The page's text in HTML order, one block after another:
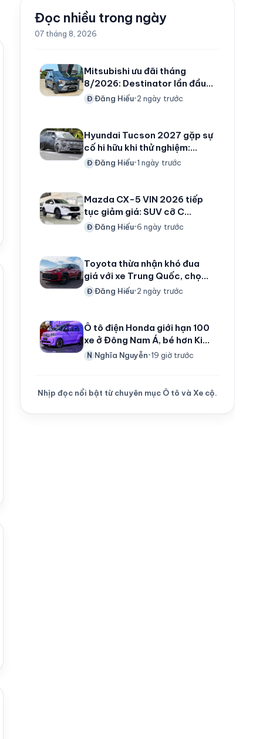
Đọc nhiều trong ngày
07 tháng 8, 2026
Mitsubishi ưu đãi tháng
8/2026: Destinator lần đầu
được hỗ trợ 100% lệ phí trước
bạ, Xpander, Xforce và
Đ Đăng Hiếu•2 ngày trước
Hyundai Tucson 2027 gặp sự
cố hi hữu khi thử nghiệm:
Phanh bốc cháy, nổ liền 2 lốp
trước trên đường đèo
Đ Đăng Hiếu•1 ngày trước
Mazda CX-5 VIN 2026 tiếp
tục giảm giá: SUV cỡ C
xuống còn 666 triệu đồng,
cạnh tranh cả xe hạng B
Đ Đăng Hiếu•6 ngày trước
Toyota thừa nhận khó đua
giá với xe Trung Quốc, chọn
hướng đi ngược: Tăng giá xe
để tiến lên phân khúc cao
Đ Đăng Hiếu•2 ngày trước
Ô tô điện Honda giới hạn 100
xe ở Đông Nam Á, bé hơn Kia
Morning, đi 252km/lần sạc
và đắt hơn HR-V
N Nghĩa Nguyễn•19 giờ trước
Nhịp đọc nổi bật từ chuyên mục Ô tô và Xe cộ.